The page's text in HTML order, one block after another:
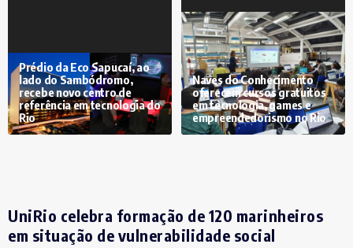
Prédio da Eco Sapucaí, ao
lado do Sambódromo,
recebe novo centro de
referência em tecnologia do
Rio
Naves do Conhecimento
oferecem cursos gratuitos
em tecnologia, games e
empreendedorismo no Rio
UniRio celebra formação de 120 marinheiros
em situação de vulnerabilidade social